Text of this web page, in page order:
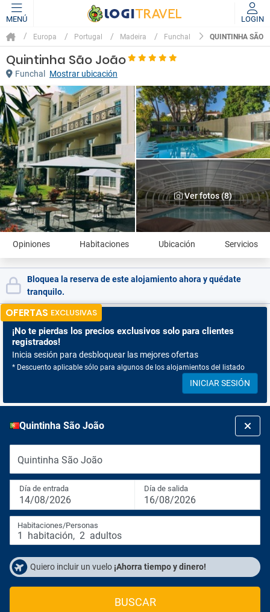
MENÚ LOGIN
Europa Portugal Madeira Funchal QUINTINHA SÃO
Quintinha São João
Funchal Mostrar ubicación
Ver fotos (8)
Opiniones Habitaciones Ubicación Servicios
Bloquea la reserva de este alojamiento ahora y quédate
tranquilo.
OFERTAS EXCLUSIVAS
¡No te pierdas los precios exclusivos solo para clientes
registrados!
Inicia sesión para desbloquear las mejores ofertas
* Descuento aplicable sólo para algunos de los alojamientos del listado
INICIAR SESIÓN
Quintinha São João
Quintinha São João
Día de entrada
14/08/2026
Día de salida
16/08/2026
Habitaciones/Personas
1 habitación, 2 adultos
Quiero incluir un vuelo ¡Ahorra tiempo y dinero!
BUSCAR